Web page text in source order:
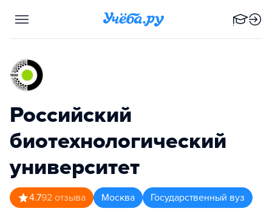
Российский
биотехнологический
университет
4.792 отзыва Москва Государственный вуз